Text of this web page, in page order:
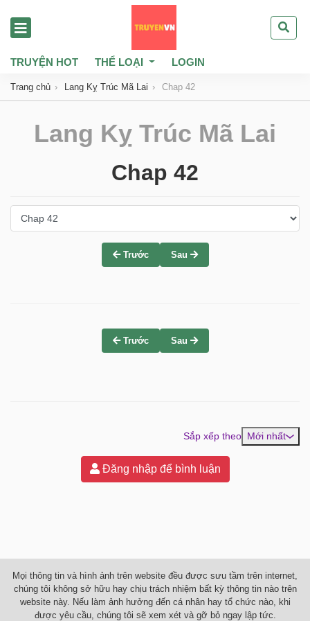
TRUYỆN HOT THỂ LOẠI LOGIN
Trang chủ Lang Kỵ Trúc Mã Lai Chap 42
Lang Kỵ Trúc Mã Lai
Chap 42
Trước Sau
Trước Sau
Sắp xếp theo Mới nhất
Đăng nhập để bình luận
Mọi thông tin và hình ảnh trên website đều được sưu tầm trên internet,
chúng tôi không sở hữu hay chịu trách nhiệm bất kỳ thông tin nào trên
website này. Nếu làm ảnh hưởng đến cá nhân hay tổ chức nào, khi
được yêu cầu, chúng tôi sẽ xem xét và gỡ bỏ ngay lập tức.